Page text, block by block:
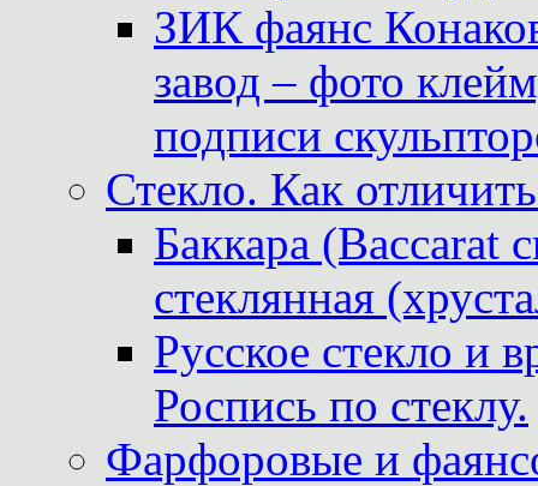
ЗИК фаянс
завод – фото
подписи
Стекло. Как
Баккара (Baccarat
стеклянная
Русское стекло и
Роспись по стеклу.
Фарфоровые и